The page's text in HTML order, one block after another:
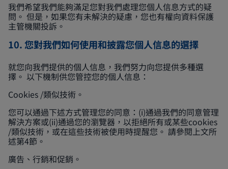
我們希望我們能夠滿足您對我們處理您個人信息方式的疑
問。 但是，如果您有未解決的疑慮，您也有權向資料保護
主管機關投訴。
10. 您對我們如何使用和披露您個人信息的選擇
就您向我們提供的個人信息，我們努力向您提供多種選
擇。 以下機制供您管控您的個人信息：
Cookies /類似技術。
您可以通過下述方式管理您的同意：(i)通過我們的同意管理
解決方案或(ii)通過您的瀏覽器，以拒絕所有或某些cookies
/類似技術，或在這些技術被使用時提醒您。 請參閱上文所
述第4節。
廣告、行銷和促銷。